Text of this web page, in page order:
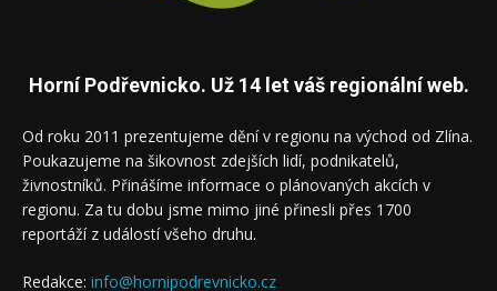
Horní Podřevnicko. Už 14 let váš regionální web.
Od roku 2011 prezentujeme dění v regionu na východ od Zlína.
Poukazujeme na šikovnost zdejších lidí, podnikatelů,
živnostníků. Přinášíme informace o plánovaných akcích v
regionu. Za tu dobu jsme mimo jiné přinesli přes 1700
reportáží z událostí všeho druhu.
Redakce: info@hornipodrevnicko.cz